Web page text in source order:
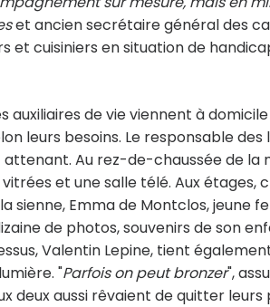
et ancien secrétaire général des
et cuisiniers en situation de
auxiliaires de vie viennent à
leurs besoins. Le responsable
Au rez-de-chaussée de la
et une salle télé. Aux
sienne, Emma de Montclos, jeune
de photos, souvenirs de son
Valentin Lepine, tient
"Parfois on peut bronzer",
deux aussi rêvaient de quitter